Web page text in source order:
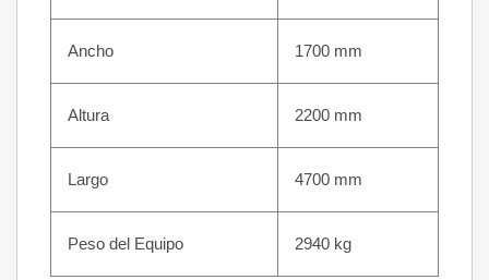
Ancho 1700 mm
Altura 2200 mm
Largo 4700 mm
Peso del Equipo 2940 kg